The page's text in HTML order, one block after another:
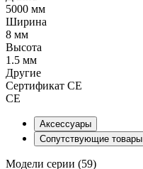
5000 мм
Ширина
8 мм
Высота
1.5 мм
Другие
Сертификат CE
CE
Аксессуары
Сопутствующие товары
Модели серии (59)